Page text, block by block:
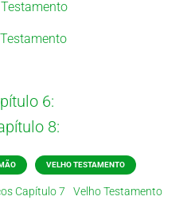
6:
8:
VELHO TESTAMENTO
Capítulo 7 Velho Testamento